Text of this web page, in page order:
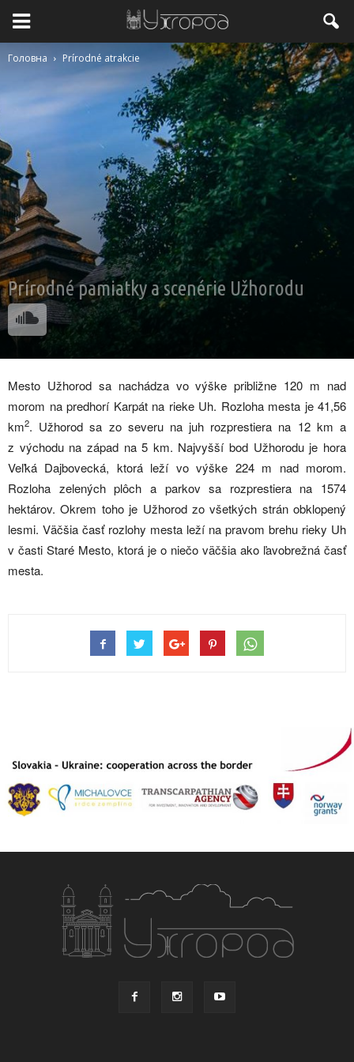
Головна Prírodné atrakcie
Prírodné pamiatky a scenérie Užhorodu
Mesto Užhorod sa nachádza vo výške približne 120 m nad
morom na predhorí Karpát na rieke Uh. Rozloha mesta je 41,56
km2. Užhorod sa zo severu na juh rozprestiera na 12 km a
z východu na západ na 5 km. Najvyšší bod Užhorodu je hora
Veľká Dajbovecká, ktorá leží vo výške 224 m nad morom.
Rozloha zelených plôch a parkov sa rozprestiera na 1574
hektárov. Okrem toho je Užhorod zo všetkých strán obklopený
lesmi. Väčšia časť rozlohy mesta leží na pravom brehu rieky Uh
v časti Staré Mesto, ktorá je o niečo väčšia ako ľavobrežná časť
mesta.